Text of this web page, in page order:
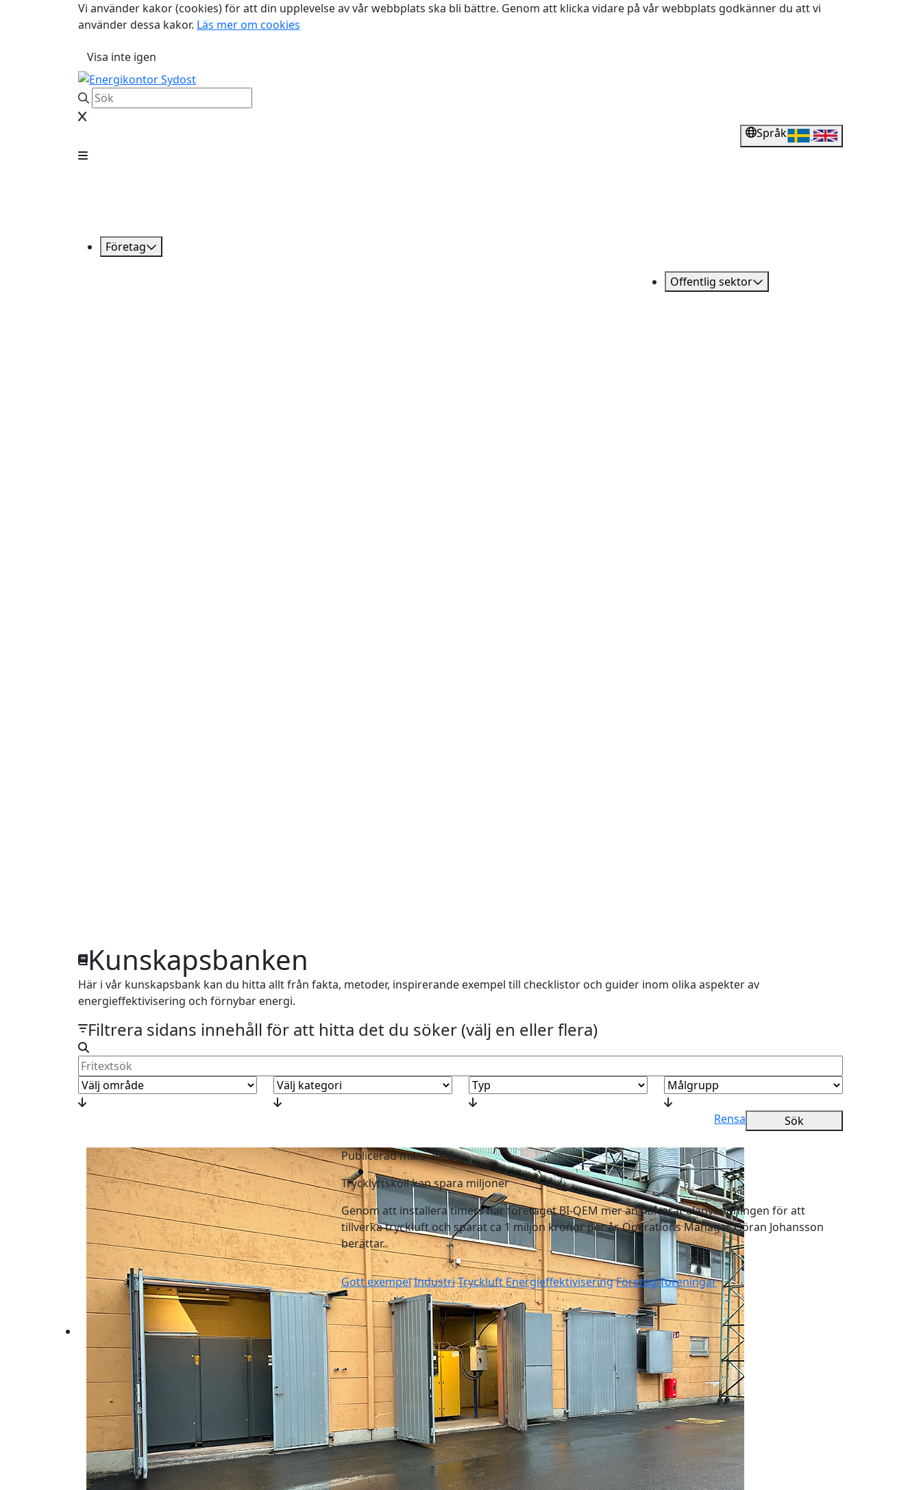
Vi använder kakor (cookies) för att din upplevelse av vår webbplats ska bli bättre. Genom att klicka vidare på vår webbplats godkänner du att vi
använder dessa kakor. Läs mer om cookies
Visa inte igen
Språk
Företag
Offentlig sektor
Kunskapsbanken
Här i vår kunskapsbank kan du hitta allt från fakta, metoder, inspirerande exempel till checklistor och guider inom olika aspekter av
energieffektivisering och förnybar energi.
Filtrera sidans innehåll för att hitta det du söker (välj en eller flera)
Rensa Sök
Publicerad mars 2025
Trycklyftskoll kan spara miljoner
Genom att installera timers har företaget BI-QEM mer än halverat elanvändningen för att
tillverka tryckluft och sparat ca 1 miljon kronor per år. Operations Manager Göran Johansson
berättar.
Gott exempelIndustriTryckluftEnergieffektiviseringFöretag/föreningar